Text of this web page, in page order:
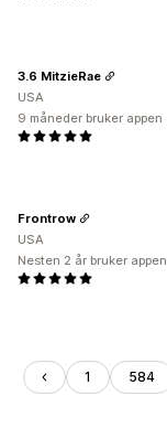
3.6 MitzieRae
USA
9 måneder bruker appen
Frontrow
USA
Nesten 2 år bruker appen
1 584